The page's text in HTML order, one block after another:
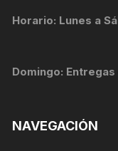
Horario: Lunes a
Domingo:
NAVEGACIÓN